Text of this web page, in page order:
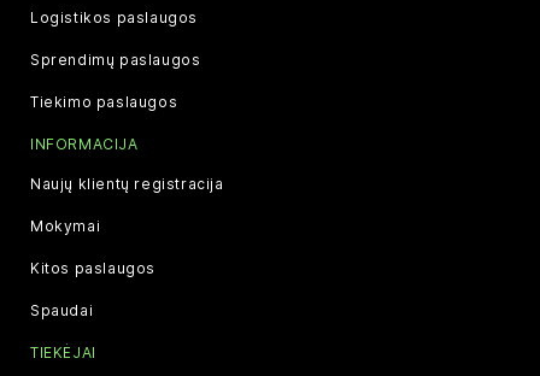
Logistikos paslaugos
Sprendimų paslaugos
Tiekimo paslaugos
INFORMACIJA
Naujų klientų registracija
Mokymai
Kitos paslaugos
Spaudai
TIEKĖJAI